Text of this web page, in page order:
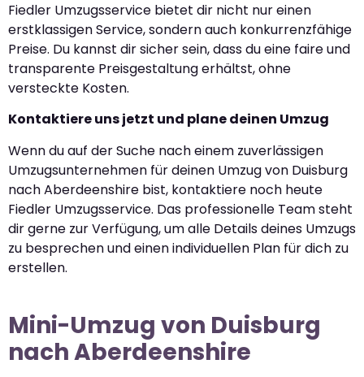
Fiedler Umzugsservice bietet dir nicht nur einen
erstklassigen Service, sondern auch konkurrenzfähige
Preise. Du kannst dir sicher sein, dass du eine faire und
transparente Preisgestaltung erhältst, ohne
versteckte Kosten.
Kontaktiere uns jetzt und plane deinen Umzug
Wenn du auf der Suche nach einem zuverlässigen
Umzugsunternehmen für deinen Umzug von Duisburg
nach Aberdeenshire bist, kontaktiere noch heute
Fiedler Umzugsservice. Das professionelle Team steht
dir gerne zur Verfügung, um alle Details deines Umzugs
zu besprechen und einen individuellen Plan für dich zu
erstellen.
Mini-Umzug von Duisburg
nach Aberdeenshire